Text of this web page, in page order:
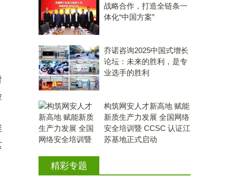
战略合作，打造全链条一
体化“中国方案”
乔诺咨询2025中国式增长
论坛：未来的胜利，是专
业选手的胜利
构筑网安人才新高地 赋能
新质生产力发展 全国网络
安全培训暨 CCSC 认证江
苏基地正式启动
精彩专题